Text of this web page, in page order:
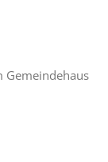
Gemeindehaus